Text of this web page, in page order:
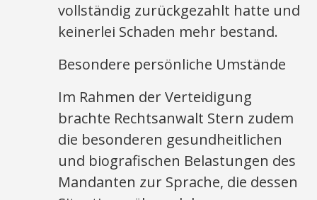
vollständig zurückgezahlt hatte und
keinerlei Schaden mehr bestand.
Besondere persönliche Umstände
Im Rahmen der Verteidigung
brachte Rechtsanwalt Stern zudem
die besonderen gesundheitlichen
und biografischen Belastungen des
Mandanten zur Sprache, die dessen